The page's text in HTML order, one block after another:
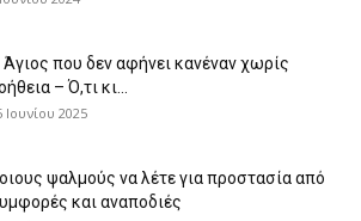
που δεν αφήνει κανέναν χωρίς
– Ό,τι κι...
Ιουνίου 2025
ψαλμούς να λέτε για προστασία από
και αναποδιές